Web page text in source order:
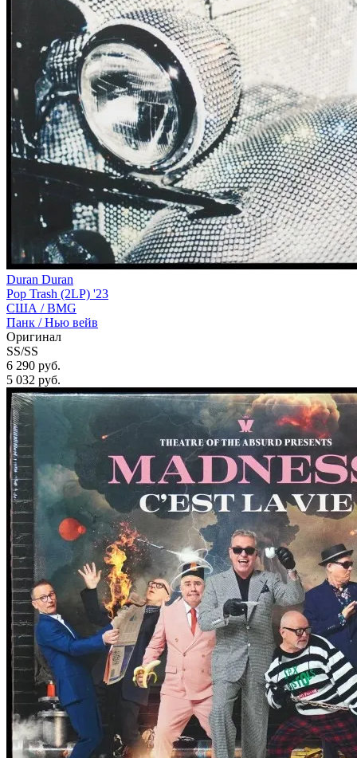
Duran Duran
Pop Trash (2LP) '23
США /BMG
Панк / Нью вейв
Оригинал
SS/SS
6 290 руб.
5 032 руб.